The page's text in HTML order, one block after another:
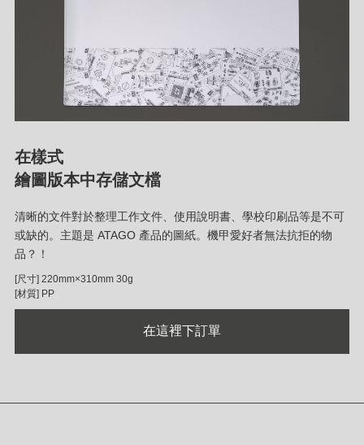
在樣式
繪圖版本中存儲文檔
清晰的文件對於整理工作文件、使用說明書、學校印刷品等是不可
或缺的。主題是 ATAGO 產品的圖紙。機甲愛好者無法抗拒的物
品？！
[尺寸] 220mm×310mm 30g
[材質] PP
在這裡下訂單